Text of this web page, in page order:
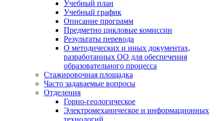
Учебный план
Учебный график
Описание программ
Предметно цикловые комиссии
Результаты перевода
О методических и иных документах,
разработанных ОО для обеспечения
образовательного процесса
Стажировочная площадка
Часто задаваемые вопросы
Отделения
Горно-геологическое
Электромеханическое и информационных
технологий